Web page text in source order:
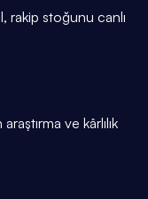
rakip stoğunu canlı
ve kârlılık